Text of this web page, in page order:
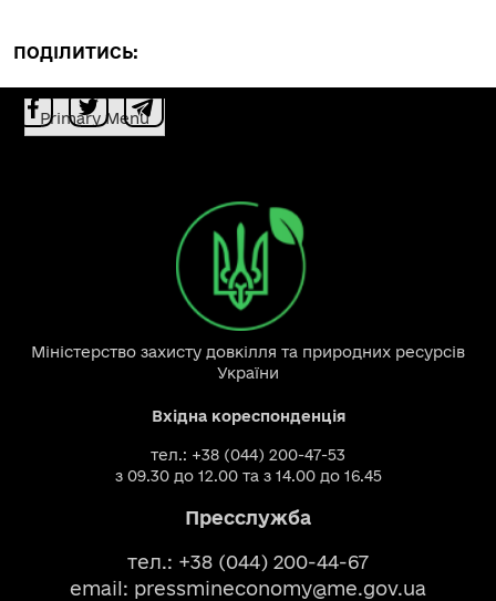
ПОДІЛИТИСЬ:
Primary Menu
Міністерство захисту довкілля та природних ресурсів
України
Вхідна кореспонденція
тел.: +38 (044) 200-47-53
з 09.30 до 12.00 та з 14.00 до 16.45
Пресслужба
тел.: +38 (044) 200-44-67
email: pressmineconomy@me.gov.ua